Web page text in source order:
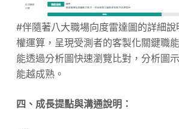
#伴隨著八大職場向度雷達圖的詳細
權運算，呈現受測者的客製化關鍵職
能透過分析圖快速瀏覽比對，分析圖
能越成熟。
四、成長提點與溝通說明：